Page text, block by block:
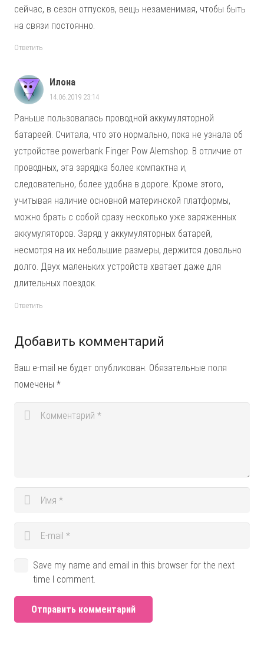
сейчас, в сезон отпусков, вещь незаменимая, чтобы быть
на связи постоянно.
Ответить
Илона
14.06.2019 23:14
Раньше пользовалась проводной аккумуляторной
батареей. Считала, что это нормально, пока не узнала об
устройстве powerbank Finger Pow Alemshop. В отличие от
проводных, эта зарядка более компактна и,
следовательно, более удобна в дороге. Кроме этого,
учитывая наличие основной материнской платформы,
можно брать с собой сразу несколько уже заряженных
аккумуляторов. Заряд у аккумуляторных батарей,
несмотря на их небольшие размеры, держится довольно
долго. Двух маленьких устройств хватает даже для
длительных поездок.
Ответить
Добавить комментарий
Ваш e-mail не будет опубликован. Обязательные поля
помечены *
Save my name and email in this browser for the next
time I comment.
Отправить комментарий